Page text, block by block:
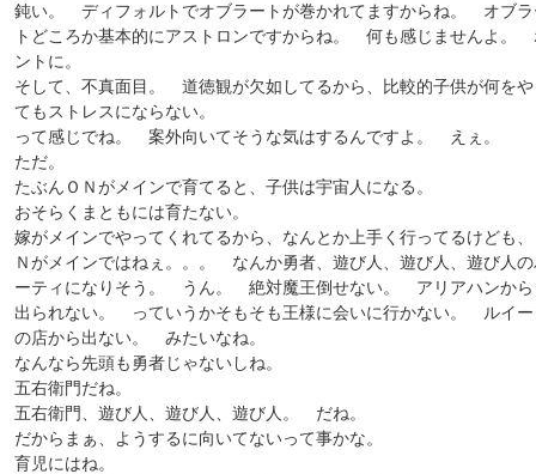
鈍い。 ディフォルトでオブラートが巻かれてますからね。 オブラ
トどころか基本的にアストロンですからね。 何も感じませんよ。
ントに。
そして、不真面目。 道徳観が欠如してるから、比較的子供が何を
てもストレスにならない。
って感じでね。 案外向いてそうな気はするんですよ。 えぇ。
ただ。
たぶんＯＮがメインで育てると、子供は宇宙人になる。
おそらくまともには育たない。
嫁がメインでやってくれてるから、なんとか上手く行ってるけども
Ｎがメインではねぇ。。。 なんか勇者、遊び人、遊び人、遊び人
ーティになりそう。 うん。 絶対魔王倒せない。 アリアハンから
出られない。 っていうかそもそも王様に会いに行かない。 ルイー
の店から出ない。 みたいなね。
なんなら先頭も勇者じゃないしね。
五右衛門だね。
五右衛門、遊び人、遊び人、遊び人。 だね。
だからまぁ、ようするに向いてないって事かな。
育児にはね。